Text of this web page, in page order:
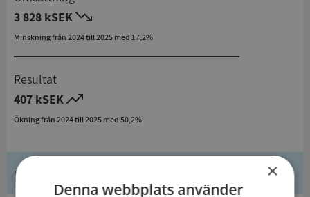
3 828 kSEK
Minskning från 2024 till 2025 med 17,2%
Resultat
407 kSEK
Ökning från 2024 till 2025 med 50,2%
×
Denna webbplats använder